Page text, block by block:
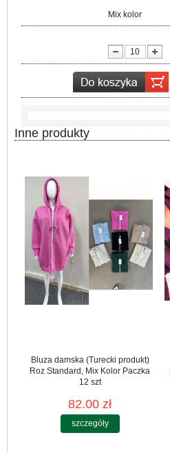
Mix kolor
Inne produkty
Bluza damska (Turecki produkt)
Roz Standard, Mix Kolor Paczka
12 szt
82.00 zł
szczegóły